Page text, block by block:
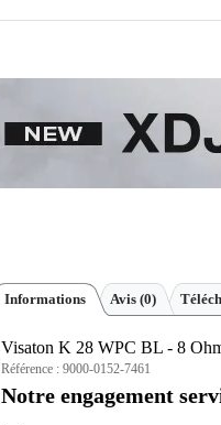
Informations Avis (0)
Visaton K 28 WPC BL - 8
Référence : 9000-0152-7461
Notre engagement